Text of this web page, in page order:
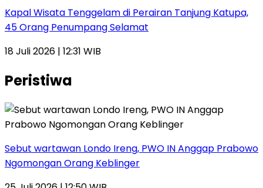
Kapal Wisata Tenggelam di Perairan Tanjung Katupa,
45 Orang Penumpang Selamat
18 Juli 2026 | 12:31 WIB
Peristiwa
Sebut wartawan Londo Ireng, PWO IN Anggap Prabowo
Ngomongan Orang Keblinger